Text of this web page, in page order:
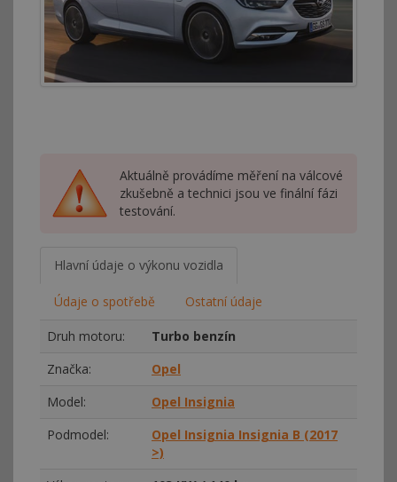
Aktuálně provádíme měření na válcové
zkušebně a technici jsou ve finální fázi
testování.
Hlavní údaje o výkonu vozidla
Údaje o spotřebě Ostatní údaje
Druh motoru:
Turbo benzín
Značka:
Opel
Model:
Opel Insignia
Podmodel:
Opel Insignia Insignia B (2017
>)